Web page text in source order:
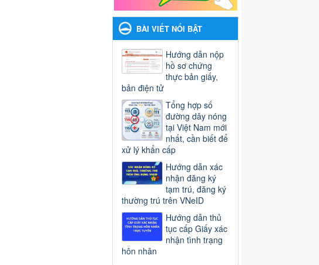
BÀI VIẾT NỔI BẬT
Hướng dẫn nộp
hồ sơ chứng
thực bản giấy,
bản điện tử
Tổng hợp số
đường dây nóng
tại Việt Nam mới
nhất, cần biết để
xử lý khẩn cấp
Hướng dẫn xác
nhận đăng ký
tạm trú, đăng ký
thường trú trên VNeID
Hướng dẫn thủ
tục cấp Giấy xác
nhận tình trạng
hôn nhân